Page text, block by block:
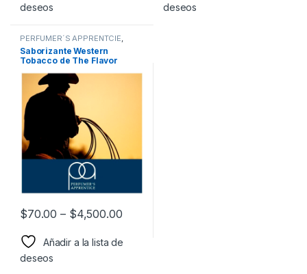
deseos
deseos
PERFUMER´S APPRENTCIE,
Sabor a Tabaco, Sabores
Tabaco,Saborizantes
Saborizante Western
Tobacco de The Flavor
$70.00 – $4,500.00
Añadir a la lista de
deseos